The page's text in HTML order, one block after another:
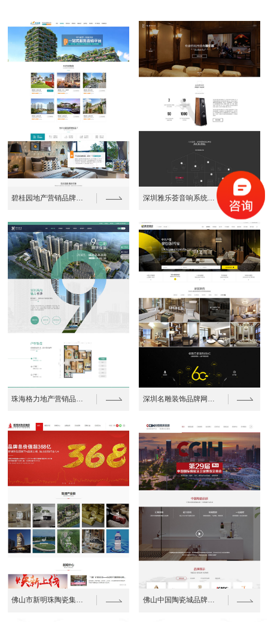
碧桂园地产营销品牌网站建设案例 深圳雅乐荟音响系统定制品牌网站建设案例
珠海格力地产营销品牌网站建设案例 深圳名雕装饰品牌网站建设案例
佛山市新明珠陶瓷集团网站建设案例 佛山中国陶瓷城品牌官网建设案例